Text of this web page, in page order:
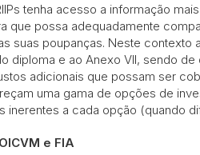
tenha acesso a informação
que possa adequadamente
suas poupanças. Neste contexto
diploma e ao Anexo VII, sendo de
adicionais que possam ser
uma gama de opções de
a cada opção (quando
e FIA